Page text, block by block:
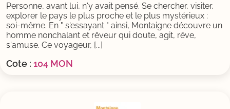
Personne, avant lui, n'y avait pensé. Se chercher, visiter,
explorer le pays le plus proche et le plus mystérieux :
soi-même. En " s'essayant " ainsi, Montaigne découvre un
homme nonchalant et rêveur qui doute, agit, rêve,
s'amuse. Ce voyageur, [...]
Cote : 104 MON